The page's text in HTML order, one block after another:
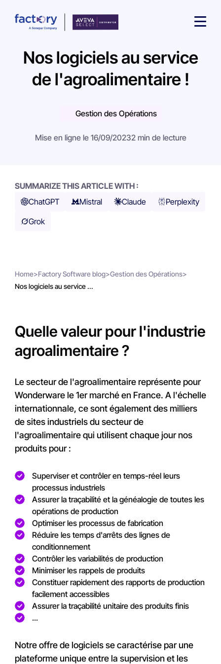
Qu'est-ce que vous cherchez ?
Nos logiciels au service
de l'agroalimentaire !
Gestion des Opérations
Mise en ligne le 16/09/20232 min de lecture
SUMMARIZE THIS ARTICLE WITH :
ChatGPT
Mistral Claude
Perplexity
Grok
Home>Factory Software blog>Gestion des Opérations>
Nos logiciels au service ...
Quelle valeur pour l'industrie
agroalimentaire ?
Le secteur de l'agroalimentaire représente pour
Wonderware le 1er marché en France. A l'échelle
internationnale, ce sont également des milliers
de sites industriels du secteur de
l'agroalimentaire qui utilisent chaque jour nos
produits pour :
Superviser et contrôler en temps-réel leurs
processus industriels
Assurer la traçabilité et la généalogie de toutes les
opérations de production
Optimiser les processus de fabrication
Réduire les temps d'arrêts des lignes de
conditionnement
Contrôler les variabilités de production
Minimiser les rappels de produits
Constituer rapidement des rapports de production
facilement accessibles
Assurer la traçabilité unitaire des produits finis
...
Notre offre de logiciels se caractérise par une
plateforme unique entre la supervision et les